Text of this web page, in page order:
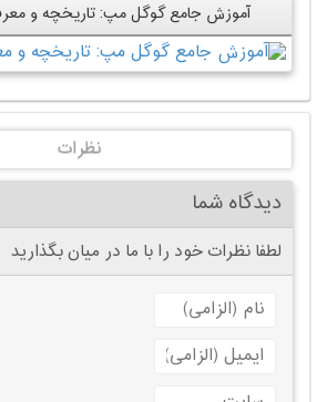
آموزش جامع گوگل مپ: تاریخچه و
نظرات
دیدگاه شما
لطفا نظرات خود را با ما در میان بگذارید